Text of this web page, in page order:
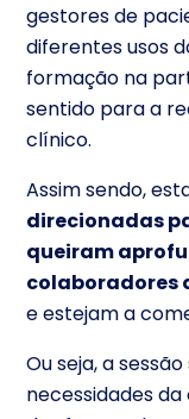
gestores de
diferentes usos
formação na
sentido para a
clínico.
Assim sendo,
direcionadas
queiram
colaboradores
e estejam a
Ou seja, a
necessidades